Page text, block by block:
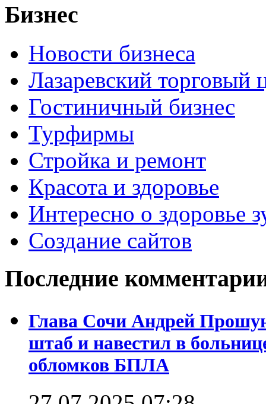
Бизнес
Новости бизнеса
Лазаревский торговый
Гостиничный бизнес
Турфирмы
Стройка и ремонт
Красота и здоровье
Интересно о здоровье
Создание сайтов
Последние
Глава Сочи Андрей
штаб и навестил в
обломков БПЛА